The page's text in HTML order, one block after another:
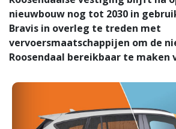
nieuwbouw nog tot 2030 in
Bravis in overleg te treden met
vervoersmaatschappijen om de
Roosendaal bereikbaar te maken